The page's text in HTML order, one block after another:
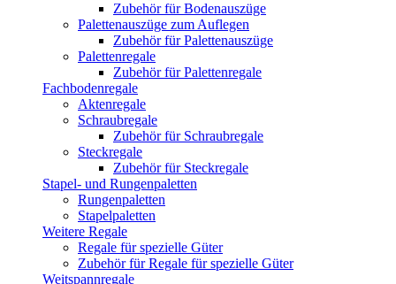
Zubehör für Bodenauszüge
Palettenauszüge zum Auflegen
Zubehör für Palettenauszüge
Palettenregale
Zubehör für Palettenregale
Fachbodenregale
Aktenregale
Schraubregale
Zubehör für Schraubregale
Steckregale
Zubehör für Steckregale
Stapel- und Rungenpaletten
Rungenpaletten
Stapelpaletten
Weitere Regale
Regale für spezielle Güter
Zubehör für Regale für spezielle Güter
Weitspannregale